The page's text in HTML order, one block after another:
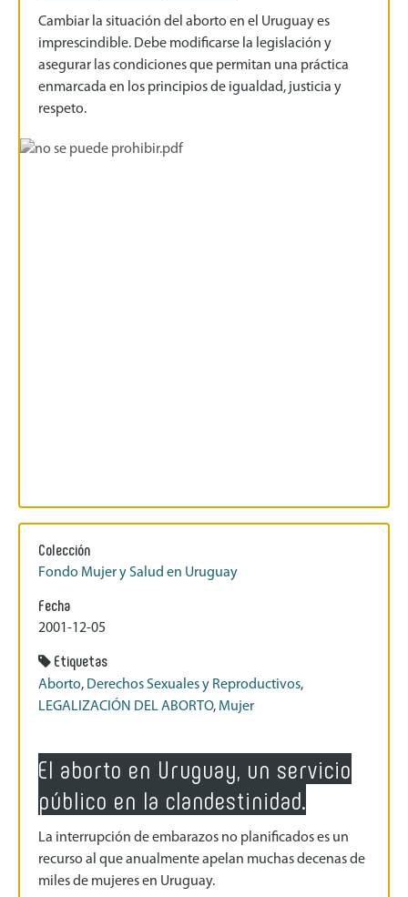
Cambiar la situación del aborto en el Uruguay es
imprescindible. Debe modificarse la legislación y
asegurar las condiciones que permitan una práctica
enmarcada en los principios de igualdad, justicia y
respeto.
Colección
Fondo Mujer y Salud en Uruguay
Fecha
2001-12-05
Etiquetas
Aborto, Derechos Sexuales y Reproductivos,
LEGALIZACIÓN DEL ABORTO, Mujer
El aborto en Uruguay, un servicio
público en la clandestinidad.
La interrupción de embarazos no planificados es un
recurso al que anualmente apelan muchas decenas de
miles de mujeres en Uruguay.